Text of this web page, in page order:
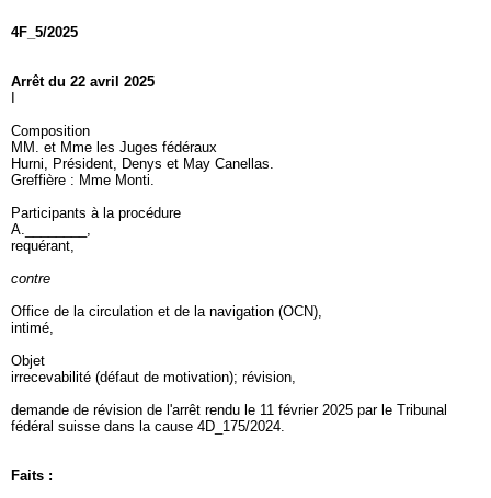
4F_5/2025
Arrêt du 22 avril 2025
Composition
MM. et Mme les Juges fédéraux
Hurni, Président, Denys et May Canellas.
Greffière : Mme Monti.
Participants à la procédure
A.________,
requérant,
contre
Office de la circulation et de la navigation (OCN),
intimé,
Objet
irrecevabilité (défaut de motivation); révision,
demande de révision de l'arrêt rendu le 11 février 2025 par le Tribunal
fédéral suisse dans la cause 4D_175/2024.
Faits :